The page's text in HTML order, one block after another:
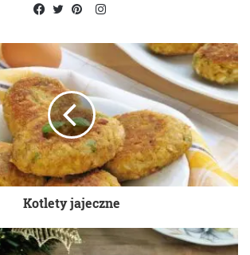
Instagram
Kotlety jajeczne